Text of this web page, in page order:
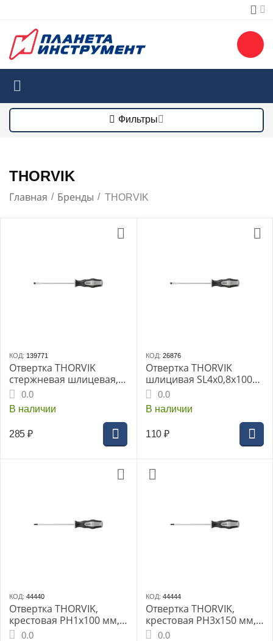
Фильтры
THORVIK
Главная / Бренды / THORVIK
КОД: 139771
Отвертка THORVIK
стержневая шлицевая,
SL6х200 мм SDL6200
0.0
В наличии
285 ₽
КОД: 26876
Отвертка THORVIK
шлицивая SL4х0,8x100
мм, (SDL4100)
0.0
В наличии
110 ₽
КОД: 44440
Отвертка THORVIK,
крестовая PH1x100 мм,
(SDP1100)
0.0
КОД: 44444
Отвертка THORVIK,
крестовая PH3x150 мм,
(SDP3150)
0.0